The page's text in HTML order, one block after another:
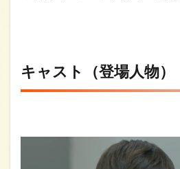
キャスト（登場人物）